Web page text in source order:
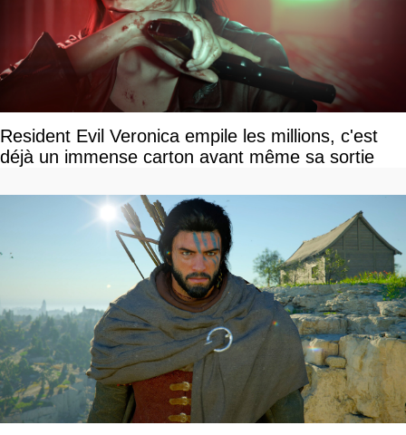
Resident Evil Veronica empile les millions, c'est
déjà un immense carton avant même sa sortie